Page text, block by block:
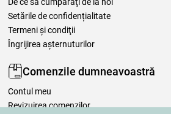
De ce să cumpăraţi de la noi
Setările de confidențialitate
Termeni şi condiţii
Îngrijirea așternuturilor
Comenzile dumneavoastră
Contul meu
Revizuirea comenzilor